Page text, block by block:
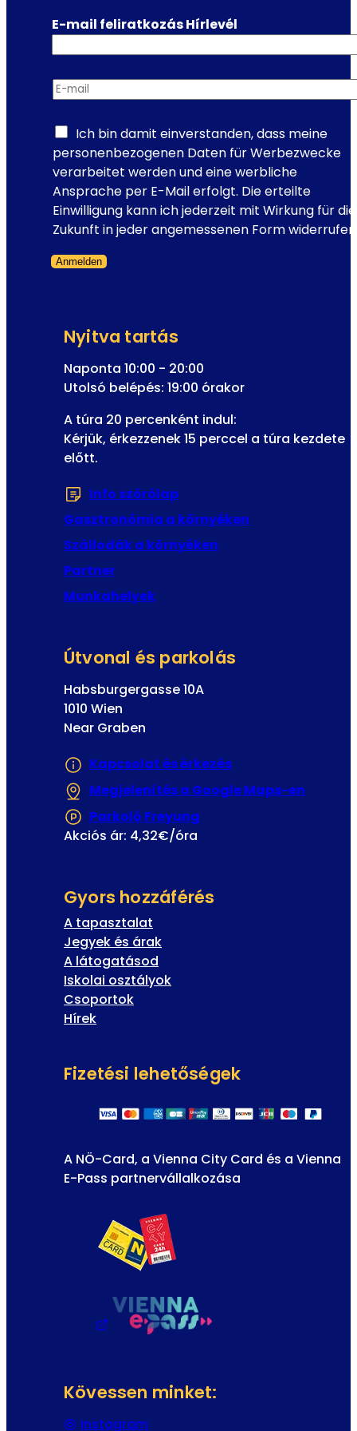
p
e
r
e
t
s
z
í
n
h
e
y
E-mail feliratkozás Hírlevél
E-mail
Ich bin damit einverstanden, dass meine
personenbezogenen Daten für Werbezwecke
verarbeitet werden und eine werbliche
Ansprache per E-Mail erfolgt. Die erteilte
Einwilligung kann ich jederzeit mit Wirkung für die
Zukunft in jeder angemessenen Form
Anmelden
Nyitva tartás
Naponta 10:00 - 20:00
Utolsó belépés: 19:00 órakor
A túra 20 percenként indul:
Kérjük, érkezzenek 15 perccel a túra kezdete
előtt.
Info szórólap
Gasztronómia a környéken
Szállodák a környéken
Partner
Munkahelyek
Útvonal és parkolás
Habsburgergasse 10A
1010 Wien
Near Graben
Kapcsolat és érkezés
Megjelenítés a Google Maps-en
Parkoló Freyung
Akciós ár: 4,32€/óra
Gyors hozzáférés
A tapasztalat
Jegyek és árak
A látogatásod
Iskolai osztályok
Csoportok
Hírek
Fizetési lehetőségek
A NÖ-Card, a Vienna City Card és a Vienna
E-Pass partnervállalkozása
Kövessen minket:
Instagram